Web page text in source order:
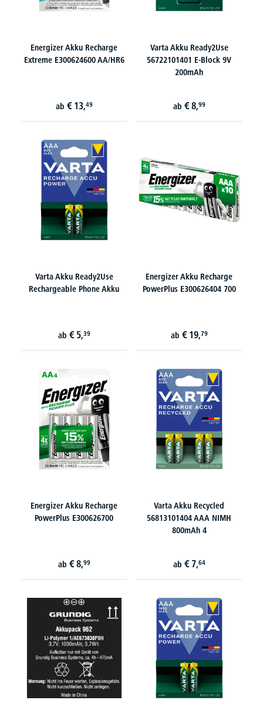
Energizer Akku Recharge
Extreme E300624600 AA/HR6
ab € 13,49
Varta Akku Ready2Use
56722101401 E-Block 9V
200mAh
ab € 8,99
Varta Akku Ready2Use
Rechargeable Phone Akku
ab € 5,39
Energizer Akku Recharge
PowerPlus E300626404 700
ab € 19,79
Energizer Akku Recharge
PowerPlus E300626700
ab € 8,99
Varta Akku Recycled
56813101404 AAA NIMH
800mAh 4
ab € 7,64